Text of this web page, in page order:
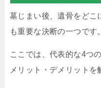
墓じまい後、遺骨をどこ
も重要な決断の一つです。
ここでは、代表的な4つ
メリット・デメリットを